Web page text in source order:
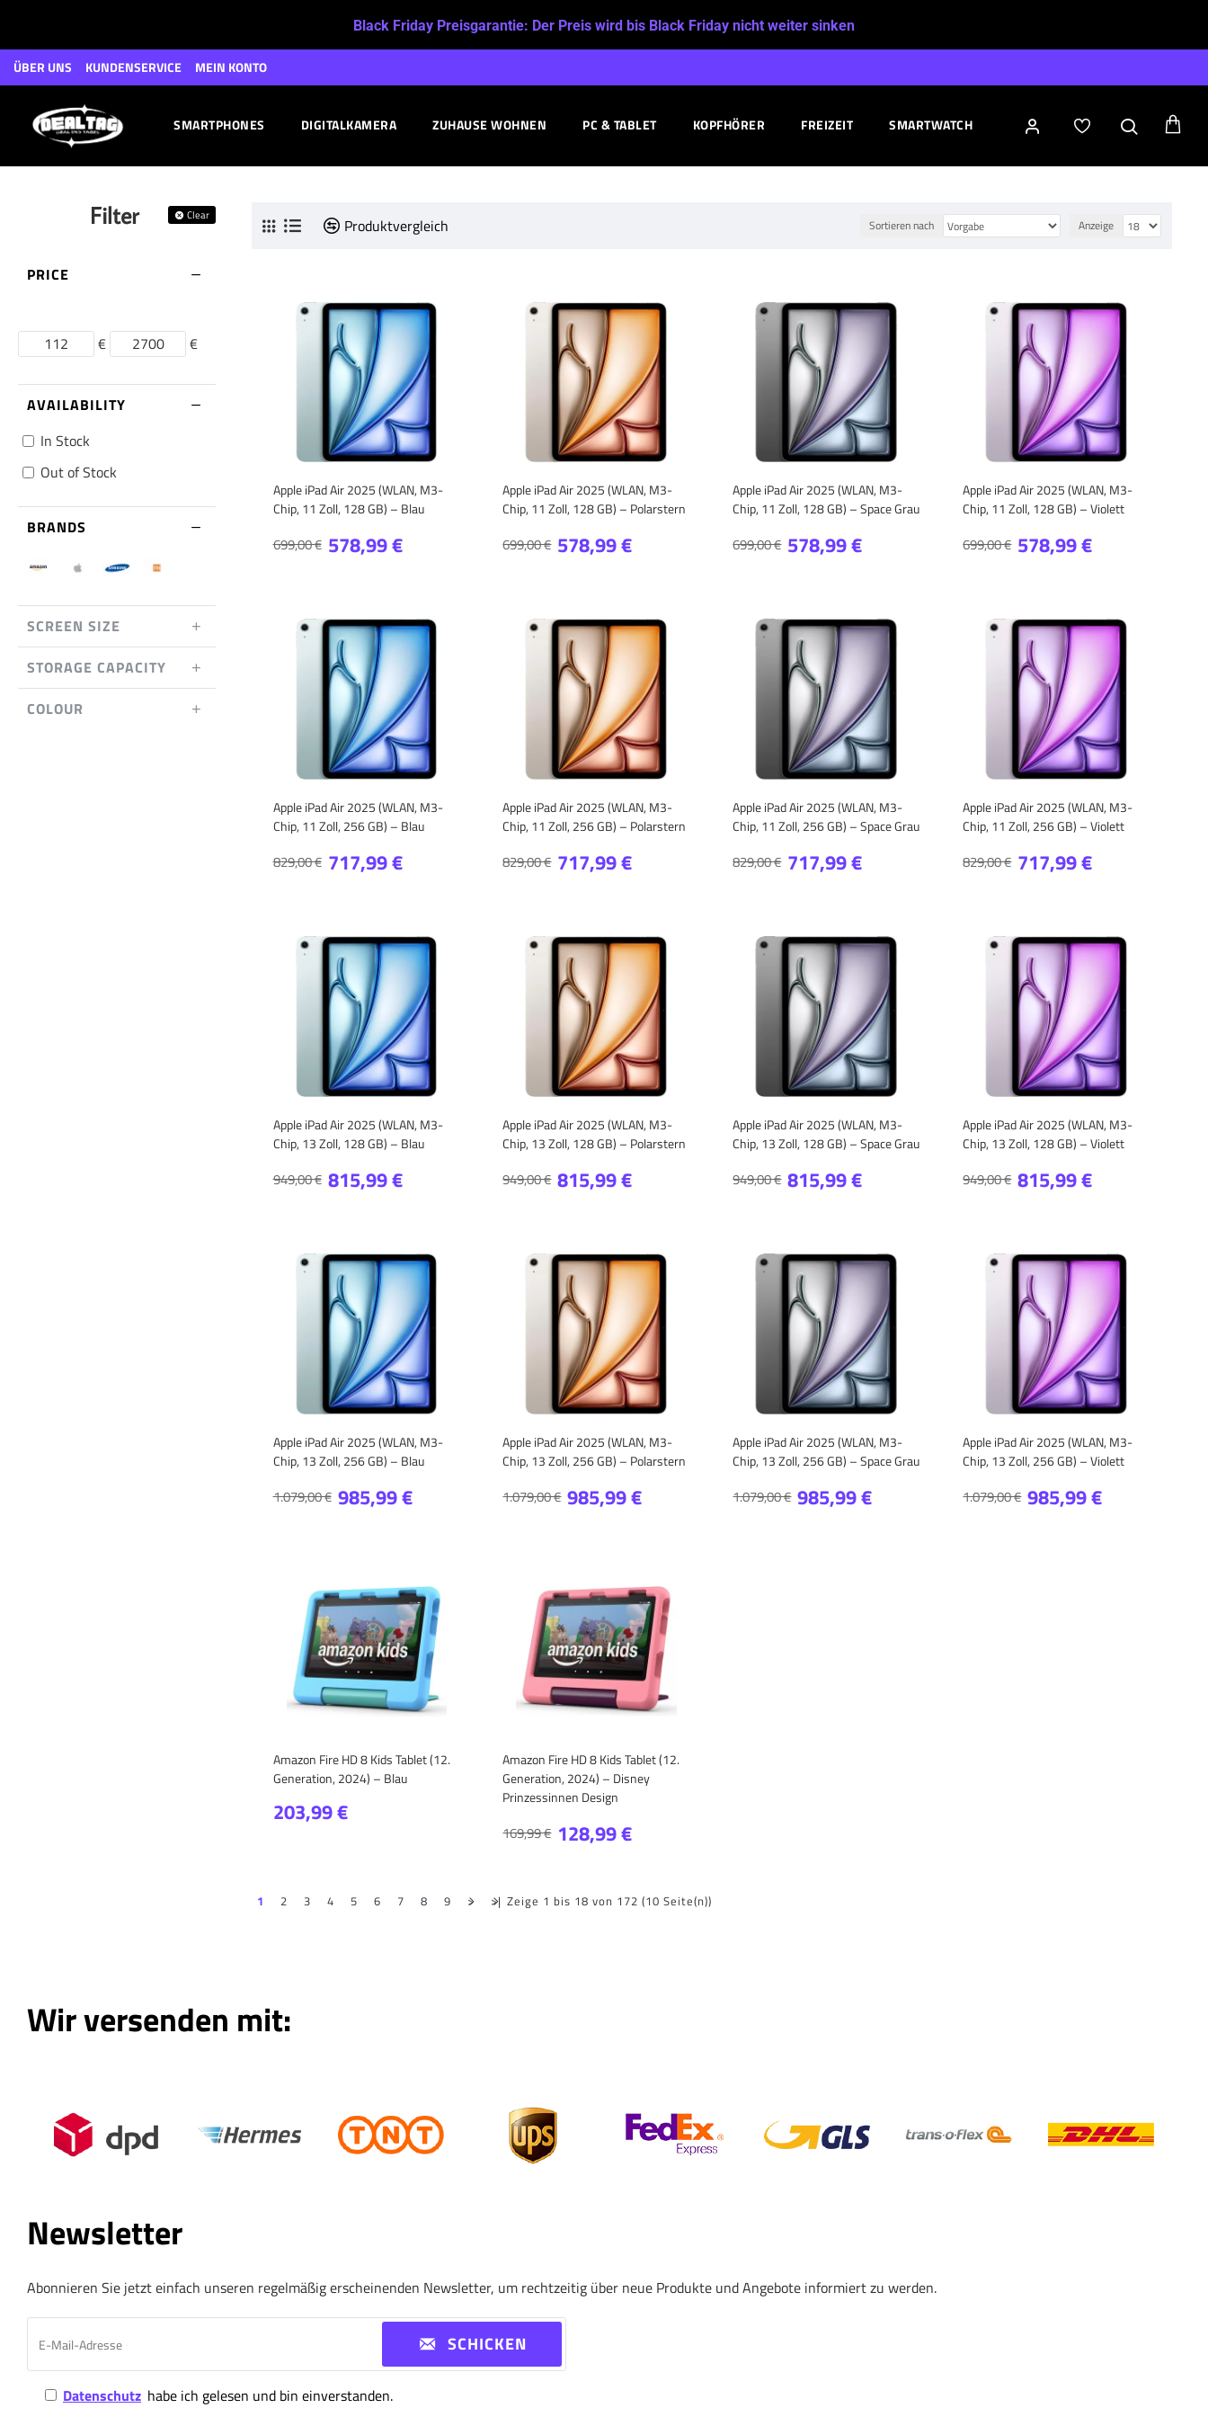
Black Friday Preisgarantie: Der Preis wird bis Black Friday nicht weiter sinken
ÜBER UNS KUNDENSERVICE MEIN KONTO
SMARTPHONES DIGITALKAMERA ZUHAUSE WOHNEN PC & TABLET KOPFHÖRER FREIZEIT SMARTWATCH
Filter Clear
PRICE
€ €
BRANDS
SCREEN SIZE
STORAGE CAPACITY
COLOUR
AVAILABILITY
In Stock
Out of Stock
Produktvergleich Sortieren nach Anzeige
Apple iPad Air 2025 (WLAN, M3-
Chip, 11 Zoll, 128 GB) – Blau
578,99 €
699,00 €
Apple iPad Air 2025 (WLAN, M3-
Chip, 11 Zoll, 128 GB) – Polarstern
578,99 €
699,00 €
Apple iPad Air 2025 (WLAN, M3-
Chip, 11 Zoll, 128 GB) – Space Grau
578,99 €
699,00 €
Apple iPad Air 2025 (WLAN, M3-
Chip, 11 Zoll, 128 GB) – Violett
578,99 €
699,00 €
Apple iPad Air 2025 (WLAN, M3-
Chip, 11 Zoll, 256 GB) – Blau
717,99 €
829,00 €
Apple iPad Air 2025 (WLAN, M3-
Chip, 11 Zoll, 256 GB) – Polarstern
717,99 €
829,00 €
Apple iPad Air 2025 (WLAN, M3-
Chip, 11 Zoll, 256 GB) – Space Grau
717,99 €
829,00 €
Apple iPad Air 2025 (WLAN, M3-
Chip, 11 Zoll, 256 GB) – Violett
717,99 €
829,00 €
Apple iPad Air 2025 (WLAN, M3-
Chip, 13 Zoll, 128 GB) – Blau
815,99 €
949,00 €
Apple iPad Air 2025 (WLAN, M3-
Chip, 13 Zoll, 128 GB) – Polarstern
815,99 €
949,00 €
Apple iPad Air 2025 (WLAN, M3-
Chip, 13 Zoll, 128 GB) – Space Grau
815,99 €
949,00 €
Apple iPad Air 2025 (WLAN, M3-
Chip, 13 Zoll, 128 GB) – Violett
815,99 €
949,00 €
Apple iPad Air 2025 (WLAN, M3-
Chip, 13 Zoll, 256 GB) – Blau
985,99 €
1.079,00 €
Apple iPad Air 2025 (WLAN, M3-
Chip, 13 Zoll, 256 GB) – Polarstern
985,99 €
1.079,00 €
Apple iPad Air 2025 (WLAN, M3-
Chip, 13 Zoll, 256 GB) – Space Grau
985,99 €
1.079,00 €
Apple iPad Air 2025 (WLAN, M3-
Chip, 13 Zoll, 256 GB) – Violett
985,99 €
1.079,00 €
Amazon Fire HD 8 Kids Tablet (12.
Generation, 2024) – Blau
203,99 €
Amazon Fire HD 8 Kids Tablet (12.
Generation, 2024) – Disney
Prinzessinnen Design
128,99 €
169,99 €
1 2 3 4 5 6 7 8 9 > >| Zeige 1 bis 18 von 172 (10 Seite(n))
Wir versenden mit:
Newsletter
Abonnieren Sie jetzt einfach unseren regelmäßig erscheinenden Newsletter, um rechtzeitig über neue Produkte und Angebote informiert zu werden.
SCHICKEN
Datenschutz habe ich gelesen und bin einverstanden.